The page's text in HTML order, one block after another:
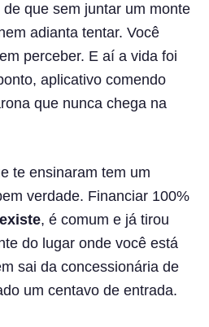
que sem juntar um monte
adianta tentar. Você
perceber. E aí a vida foi
aplicativo comendo
que nunca chega na
te ensinaram tem um
verdade. Financiar 100%
existe, é comum e já tirou
do lugar onde você está
sai da concessionária de
um centavo de entrada.